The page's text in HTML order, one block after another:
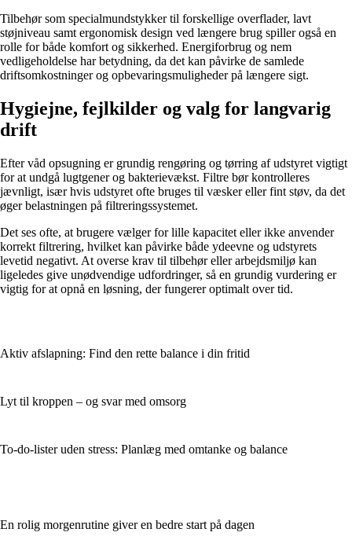
Tilbehør som specialmundstykker til forskellige overflader, lavt
støjniveau samt ergonomisk design ved længere brug spiller også en
rolle for både komfort og sikkerhed. Energiforbrug og nem
vedligeholdelse har betydning, da det kan påvirke de samlede
driftsomkostninger og opbevaringsmuligheder på længere sigt.
Hygiejne, fejlkilder og valg for langvarig
drift
Efter våd opsugning er grundig rengøring og tørring af udstyret vigtigt
for at undgå lugtgener og bakterievækst. Filtre bør kontrolleres
jævnligt, især hvis udstyret ofte bruges til væsker eller fint støv, da det
øger belastningen på filtreringssystemet.
Det ses ofte, at brugere vælger for lille kapacitet eller ikke anvender
korrekt filtrering, hvilket kan påvirke både ydeevne og udstyrets
levetid negativt. At overse krav til tilbehør eller arbejdsmiljø kan
ligeledes give unødvendige udfordringer, så en grundig vurdering er
vigtig for at opnå en løsning, der fungerer optimalt over tid.
Aktiv afslapning: Find den rette balance i din fritid
Lyt til kroppen – og svar med omsorg
To-do-lister uden stress: Planlæg med omtanke og balance
En rolig morgenrutine giver en bedre start på dagen